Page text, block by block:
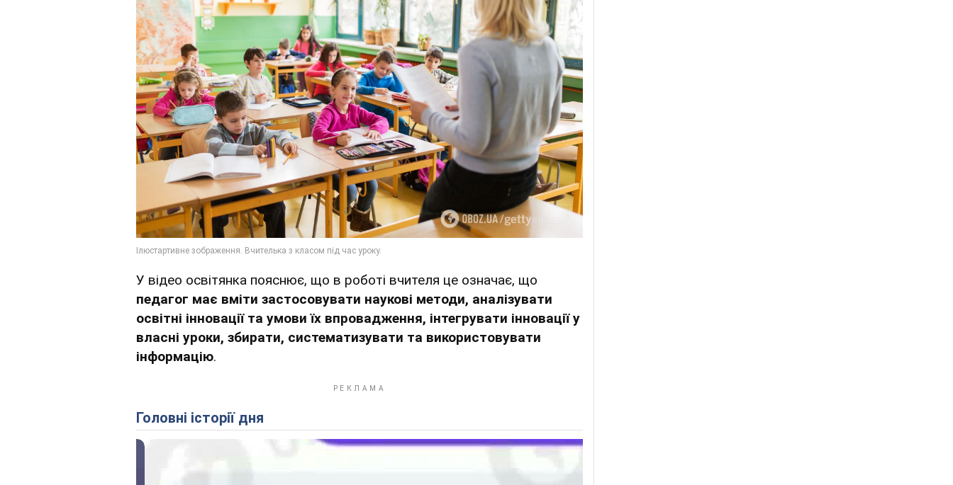
У відео освітянка пояснює, що в роботі вчителя це означає, що
педагог має вміти застосовувати наукові методи, аналізувати
освітні інновації та умови їх впровадження, інтегрувати інновації у
власні уроки, збирати, систематизувати та використовувати
інформацію.
Головні історії дня